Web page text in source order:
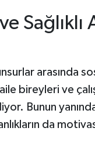
Sağlıklı
arasında
bireyleri ve
Bunun
da